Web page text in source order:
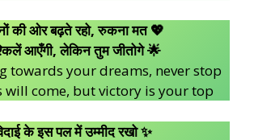
की ओर बढ़ते रहो, रुकना मत 💖
आएँगी, लेकिन तुम जीतोगे 🌟
towards your dreams, never stop
will come, but victory is your top
के इस पल में उम्मीद रखो ✨